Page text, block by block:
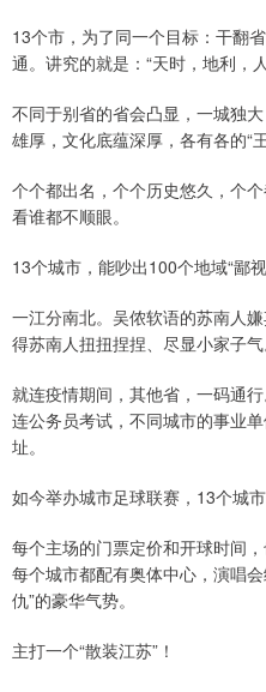
13个市，为了同一个目标：干翻
通。讲究的就是：“天时，地利，人
不同于别省的省会凸显，一城独
雄厚，文化底蕴深厚，各有各的“
个个都出名，个个历史悠久，个
看谁都不顺眼。
13个城市，能吵出100个地域“鄙视
一江分南北。吴侬软语的苏南人
得苏南人扭扭捏捏、尽显小家子气
就连疫情期间，其他省，一码通
连公务员考试，不同城市的事业
址。
如今举办城市足球联赛，13个城
每个主场的门票定价和开球时间
每个城市都配有奥体中心，演唱
仇”的豪华气势。
主打一个“散装江苏”！